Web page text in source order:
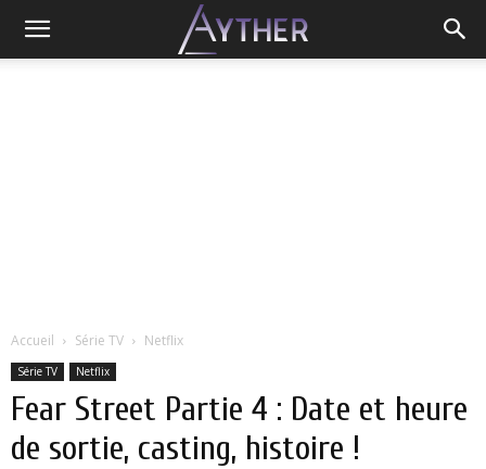
Accueil Série TV Netflix
Série TV Netflix
Fear Street Partie 4 : Date et heure
de sortie, casting, histoire !